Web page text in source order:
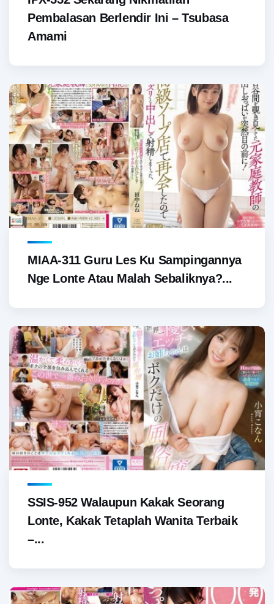
Pembalasan Berlendir Ini – Tsubasa
Amami
MIAA-311 Guru Les Ku Sampingannya
Nge Lonte Atau Malah Sebaliknya?...
SSIS-952 Walaupun Kakak Seorang
Lonte, Kakak Tetaplah Wanita Terbaik
–...